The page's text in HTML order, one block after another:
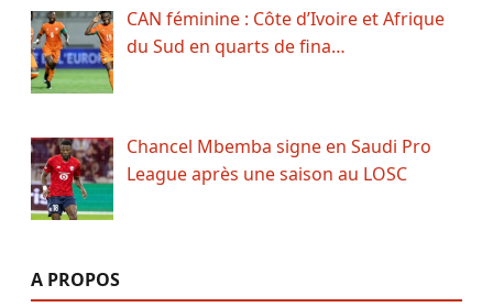
CAN féminine : Côte d’Ivoire et Afrique
du Sud en quarts de fina…
Chancel Mbemba signe en Saudi Pro
League après une saison au LOSC
A PROPOS